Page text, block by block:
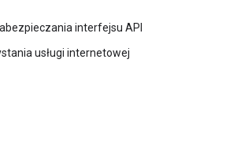
interfejsu API
usługi internetowej